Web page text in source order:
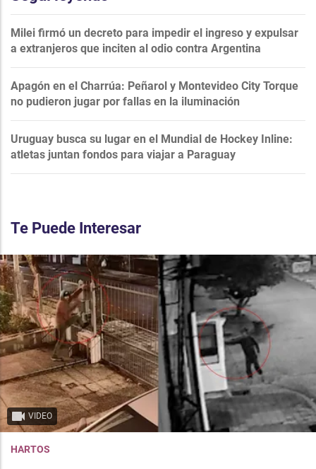
Milei firmó un decreto para impedir el ingreso y expulsar
a extranjeros que inciten al odio contra Argentina
Apagón en el Charrúa: Peñarol y Montevideo City Torque
no pudieron jugar por fallas en la iluminación
Uruguay busca su lugar en el Mundial de Hockey Inline:
atletas juntan fondos para viajar a Paraguay
Te Puede Interesar
VIDEO
HARTOS